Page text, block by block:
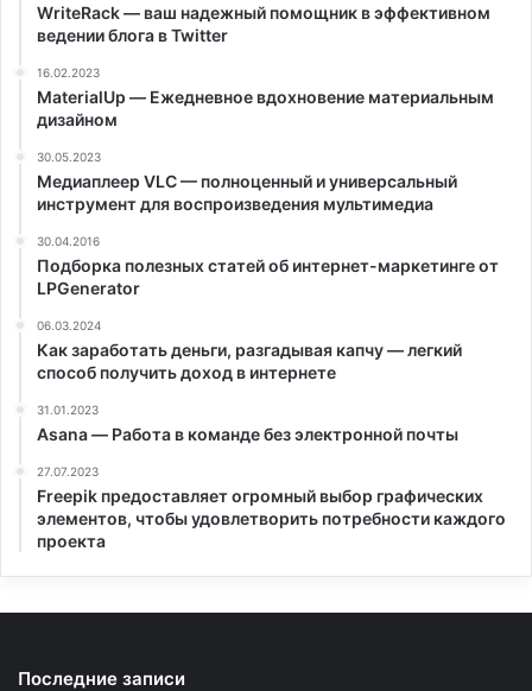
WriteRack — ваш надежный помощник в эффективном
ведении блога в Twitter
16.02.2023
MaterialUp — Ежедневное вдохновение материальным
дизайном
30.05.2023
Медиаплеер VLC — полноценный и универсальный
инструмент для воспроизведения мультимедиа
30.04.2016
Подборка полезных статей об интернет-маркетинге от
LPGenerator
06.03.2024
Как заработать деньги, разгадывая капчу — легкий
способ получить доход в интернете
31.01.2023
Asana — Работа в команде без электронной почты
27.07.2023
Freepik предоставляет огромный выбор графических
элементов, чтобы удовлетворить потребности каждого
проекта
Последние записи